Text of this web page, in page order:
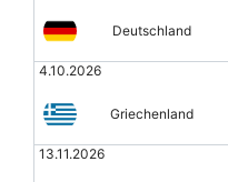
Deutschland
4.10.2026
Griechenland
13.11.2026